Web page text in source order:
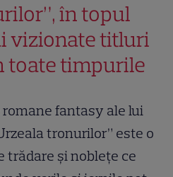
în topul
vizionate titluri
toate timpurile
fantasy ale lui
tronurilor” este o
trădare și noblețe ce